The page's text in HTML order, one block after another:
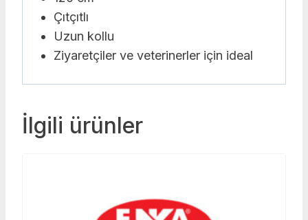
Çıtçıtlı
Uzun kollu
Ziyaretçiler ve veterinerler için ideal
İlgili ürünler